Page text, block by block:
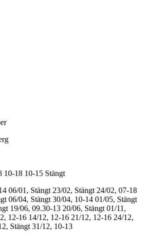
10-18 10-15 Stängt
06/01, Stängt 23/02, Stängt 24/02, 07-18
06/04, Stängt 30/04, 10-14 01/05, Stängt
19/06, 09.30-13 20/06, Stängt 01/11,
12-16 14/12, 12-16 21/12, 12-16 24/12,
Stängt 31/12, 10-13